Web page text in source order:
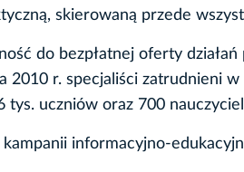
skierowaną przede
do bezpłatnej oferty
2010 r. specjaliści zatrudnieni
tys. uczniów oraz 700
kampanii informacyjno-